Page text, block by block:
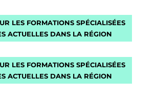
LES FORMATIONS SPÉCIALISÉES
ACTUELLES DANS LA RÉGION
LES FORMATIONS SPÉCIALISÉES
ACTUELLES DANS LA RÉGION